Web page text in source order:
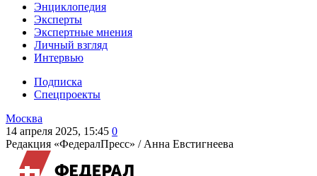
Энциклопедия
Эксперты
Экспертные мнения
Личный взгляд
Интервью
Подписка
Спецпроекты
Москва
14 апреля 2025, 15:45 0
Редакция «ФедералПресс» / Анна Евстигнеева